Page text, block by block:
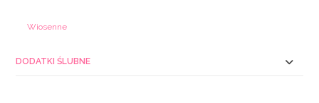
Wiosenne
DODATKI ŚLUBNE